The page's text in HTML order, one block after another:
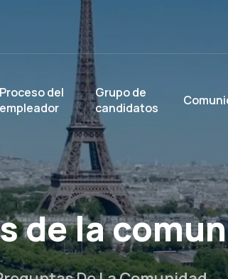
Proceso del
empleador
Grupo de
candidatos
de la